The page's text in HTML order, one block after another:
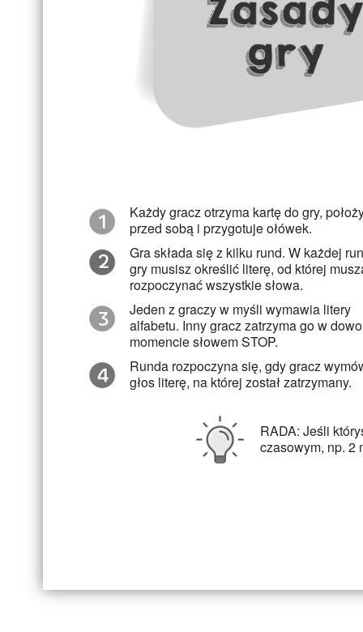
Każdy gracz otrzyma kartę do gry,
przed sobą i przygotuje ołówek.
Gra składa się z kilku rund. W każdej
gry musisz określić literę, od której
rozpoczynać wszystkie słowa.
Jeden z graczy w myśli wymawia litery
alfabetu. Inny gracz zatrzyma go w
momencie słowem STOP.
Runda rozpoczyna się, gdy gracz
głos literę, na której został zatrzymany.
RADA: Jeśli
czasowym, np. 2